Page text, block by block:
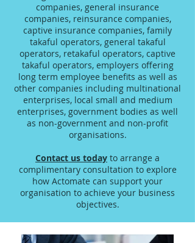
companies, general insurance
companies, reinsurance companies,
captive insurance companies, family
takaful operators, general takaful
operators, retakaful operators, captive
takaful operators, employers offering
long term employee benefits as well as
other companies including multinational
enterprises, local small and medium
enterprises, government bodies as well
as non-government and non-profit
organisations.
Contact us today to arrange a
complimentary consultation to explore
how Actomate can support your
organisation to achieve your business
objectives.